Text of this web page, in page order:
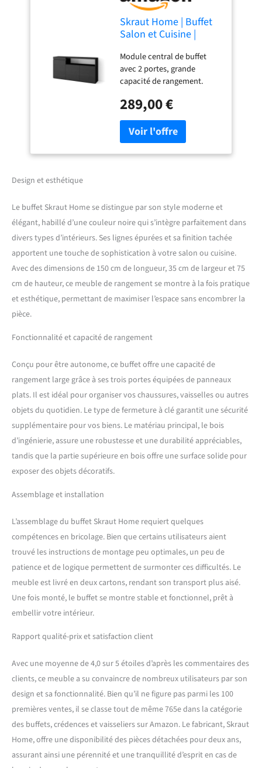
Skraut Home | Buffet
Salon et Cuisine |
Rangement,
Commode |
150x75x35cm | 3
Portes | Meuble
Chaussure | Style
Moderne | Noir
Module central de buffet
avec 2 portes, grande
capacité de rangement.
102cm. de largeur, 75cm. de
hauteur, 35cm. de
profondeur. Couleur noir
avec un veinage du bois
poreux au touché de haute
Dimensions du module:
51cm. Largeur, 75 cm.
Hauteur, 35 cm, profondeu.
Couleur noir avec un
veinage du bois poreux au
touché de haute qualité.
Système Easy Packaging,
vous pourrez le transporter
facilement. Emballage
moins de 30 kgs et mesurent
Les produits Skraut Home
sont garantis 2 ans et
bénéficient d'un excellent
service après-vente, avec un
stock permanent de pièces
de rechange. Montage facile
: les meubles Skraut Home
sont faciles à monter grâce à
un temps record.
289,00 €
Design et esthétique
Le buffet Skraut Home se distingue par son style moderne et
élégant, habillé d’une couleur noire qui s’intègre parfaitement dans
divers types d’intérieurs. Ses lignes épurées et sa finition tachée
apportent une touche de sophistication à votre salon ou cuisine.
Avec des dimensions de 150 cm de longueur, 35 cm de largeur et 75
cm de hauteur, ce meuble de rangement se montre à la fois pratique
et esthétique, permettant de maximiser l’espace sans encombrer la
pièce.
Fonctionnalité et capacité de rangement
Conçu pour être autonome, ce buffet offre une capacité de
rangement large grâce à ses trois portes équipées de panneaux
plats. Il est idéal pour organiser vos chaussures, vaisselles ou autres
objets du quotidien. Le type de fermeture à clé garantit une sécurité
supplémentaire pour vos biens. Le matériau principal, le bois
d’ingénierie, assure une robustesse et une durabilité appréciables,
tandis que la partie supérieure en bois offre une surface solide pour
exposer des objets décoratifs.
Assemblage et installation
L’assemblage du buffet Skraut Home requiert quelques
compétences en bricolage. Bien que certains utilisateurs aient
trouvé les instructions de montage peu optimales, un peu de
patience et de logique permettent de surmonter ces difficultés. Le
meuble est livré en deux cartons, rendant son transport plus aisé.
Une fois monté, le buffet se montre stable et fonctionnel, prêt à
embellir votre intérieur.
Rapport qualité-prix et satisfaction client
Avec une moyenne de 4,0 sur 5 étoiles d’après les commentaires des
clients, ce meuble a su convaincre de nombreux utilisateurs par son
design et sa fonctionnalité. Bien qu’il ne figure pas parmi les 100
premières ventes, il se classe tout de même 765e dans la catégorie
des buffets, crédences et vaisseliers sur Amazon. Le fabricant, Skraut
Home, offre une disponibilité des pièces détachées pour deux ans,
assurant ainsi une pérennité et une tranquillité d’esprit en cas de